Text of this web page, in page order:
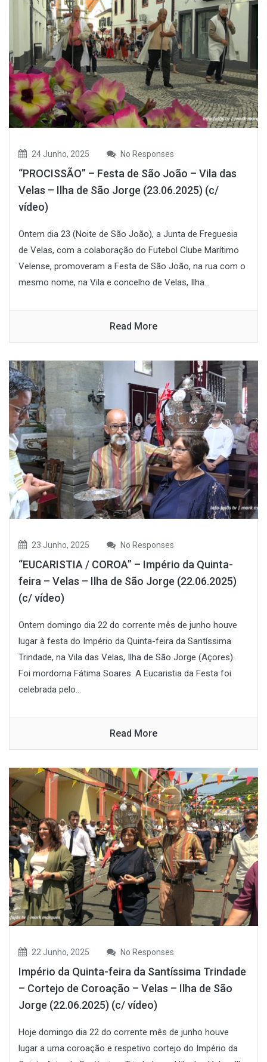
24 Junho, 2025 No Responses
“PROCISSÃO” – Festa de São João – Vila das
Velas – Ilha de São Jorge (23.06.2025) (c/
vídeo)
Ontem dia 23 (Noite de São João), a Junta de Freguesia
de Velas, com a colaboração do Futebol Clube Marítimo
Velense, promoveram a Festa de São João, na rua com o
mesmo nome, na Vila e concelho de Velas, Ilha...
Read More
23 Junho, 2025 No Responses
“EUCARISTIA / COROA” – Império da Quinta-
feira – Velas – Ilha de São Jorge (22.06.2025)
(c/ vídeo)
Ontem domingo dia 22 do corrente mês de junho houve
lugar à festa do Império da Quinta-feira da Santíssima
Trindade, na Vila das Velas, Ilha de São Jorge (Açores).
Foi mordoma Fátima Soares. A Eucaristia da Festa foi
celebrada pelo...
Read More
22 Junho, 2025 No Responses
Império da Quinta-feira da Santíssima Trindade
– Cortejo de Coroação – Velas – Ilha de São
Jorge (22.06.2025) (c/ vídeo)
Hoje domingo dia 22 do corrente mês de junho houve
lugar a uma coroação e respetivo cortejo do Império da